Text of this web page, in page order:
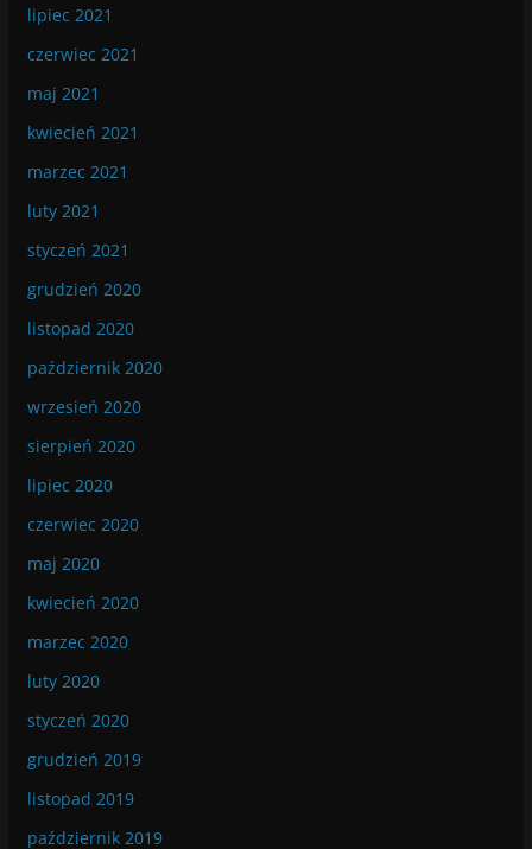
lipiec 2021
czerwiec 2021
maj 2021
kwiecień 2021
marzec 2021
luty 2021
styczeń 2021
grudzień 2020
listopad 2020
październik 2020
wrzesień 2020
sierpień 2020
lipiec 2020
czerwiec 2020
maj 2020
kwiecień 2020
marzec 2020
luty 2020
styczeń 2020
grudzień 2019
listopad 2019
październik 2019